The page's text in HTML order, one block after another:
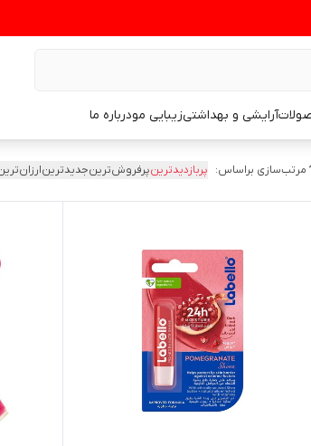
آرایشی و بهداشتیزیبایی مودرباره ما
مرتب‌سازی براساس: پربازدیدترینپرفروش‌ترینجدیدترین